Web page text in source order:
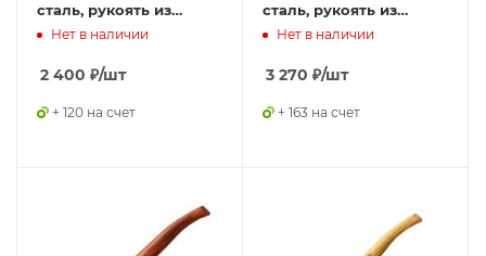
сталь, рукоять из
дерева бука, 000516
Нет в наличии
2 400 ₽/шт
+ 120 на счет
сталь, рукоять из
падука, 000015
Нет в наличии
3 270 ₽/шт
+ 163 на счет